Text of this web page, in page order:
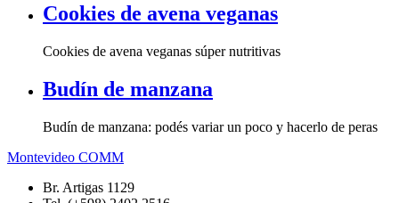
Cookies de avena veganas
Cookies de avena veganas súper nutritivas
Budín de manzana
Budín de manzana: podés variar un poco y hacerlo de peras
Montevideo COMM
Br. Artigas 1129